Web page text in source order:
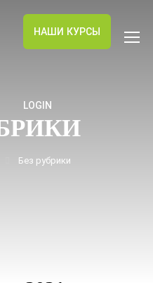
НАШИ КУРСЫ
LOGIN
Без рубрики